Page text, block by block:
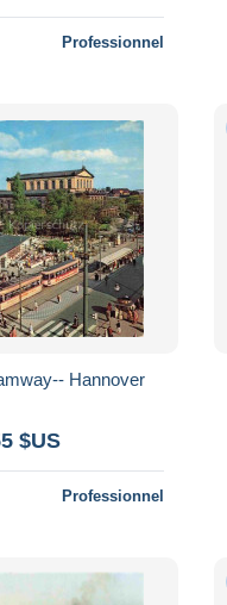
Professionnel
Hannover
$US
Professionnel